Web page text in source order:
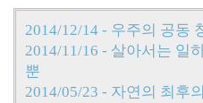
2014/12/14 - 우주의 공동
2014/11/16 - 살아서는 일
뿐
2014/05/23 - 자연의 최후